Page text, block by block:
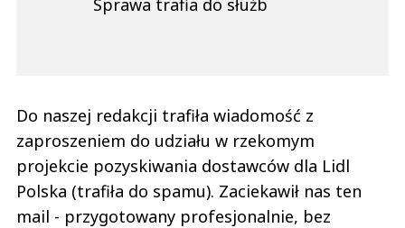
Do naszej redakcji trafiła wiadomość z
zaproszeniem do udziału w rzekomym
projekcie pozyskiwania dostawców dla Lidl
Polska (trafiła do spamu). Zaciekawił nas ten
mail - przygotowany profesjonalnie, bez